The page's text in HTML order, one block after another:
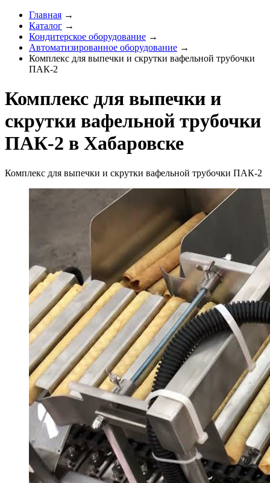
Главная →
Каталог →
Кондитерское оборудование →
Автоматизированное оборудование →
Комплекс для выпечки и скрутки вафельной трубочки
ПАК-2
Комплекс для выпечки и
скрутки вафельной трубочки
ПАК-2 в Хабаровске
Комплекс для выпечки и скрутки вафельной трубочки ПАК-2